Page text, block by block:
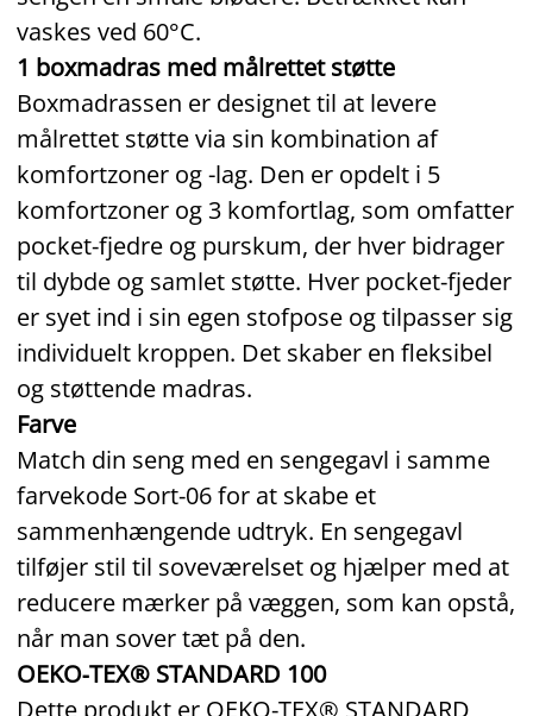
vaskes ved 60°C.
1 boxmadras med målrettet støtte
Boxmadrassen er designet til at levere
målrettet støtte via sin kombination af
komfortzoner og -lag. Den er opdelt i 5
komfortzoner og 3 komfortlag, som omfatter
pocket‑fjedre og purskum, der hver bidrager
til dybde og samlet støtte. Hver pocket‑fjeder
er syet ind i sin egen stofpose og tilpasser sig
individuelt kroppen. Det skaber en fleksibel
og støttende madras.
Farve
Match din seng med en sengegavl i samme
farvekode Sort‑06 for at skabe et
sammenhængende udtryk. En sengegavl
tilføjer stil til soveværelset og hjælper med at
reducere mærker på væggen, som kan opstå,
når man sover tæt på den.
OEKO‑TEX® STANDARD 100
Dette produkt er OEKO‑TEX® STANDARD